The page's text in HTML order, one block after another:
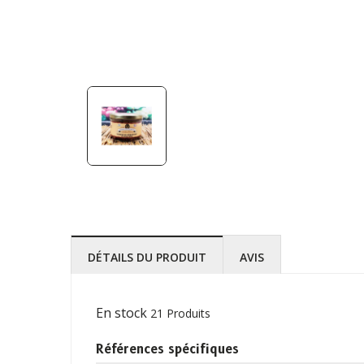
DÉTAILS DU PRODUIT AVIS
En stock 21 Produits
Références spécifiques